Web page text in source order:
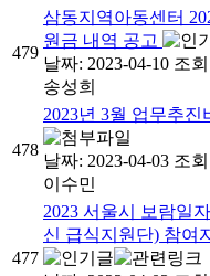
479
삼동지역아동센터
원금 내역 공고
날짜: 2023-04-10 조
송성희
478
2023년 3월 업무추진
날짜: 2023-04-03 조회
이수민
477
2023 서울시 보람일
신 급식지원단) 참여